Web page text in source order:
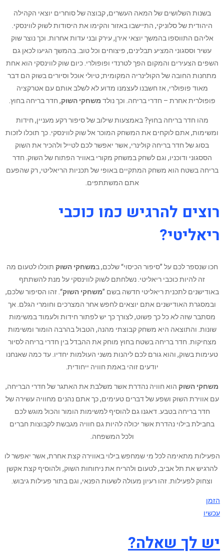
בשנות השלושים של המאה העשרים, קבוצה של סוחרים יוצאי הקהילה
היהודית של סלוניקי, התיישבו באזור והקימו את היסודות לשוק לווינסקי.
אליהם התווספו בהמשך יוצאי אירן, עירק ובני עדות אחרות. וכך נוצר שוק
עשיר וססגוני המציע תבלינים, פיצוחים וכל טוב. בהמשך הגיעו לכאן גם
השפים הצעירים והמקום הפך לטרנדי ופופולרי. כיום שוק לווינסקי הוא אחת
מתחנות החובה של הקולינריה המקומית; טיולי אוכל וסיורים בשוק הם דבר
מאוד פופולרי, אז חשבנו לעצמנו מדוע לא לשלב אותם עם אטרקציה
פופולרית אחרת – חדרי בריחה. וכך נולד משחקי השוק, חדר בריחה בחוץ.
מהו חדר בריחה בחוץ? באמצעות שילוב של סיפור רקע מעניין, חידות
ומשימות, אתם לוקחים את המשחק המוכר אל שוק לווינסקי. כך תוכלו לזכות
בסוג של חדר בריחה קולינרי, אשר יאפשר לכם לטייל ולהכיר את השוק
הססגוני ודוכניו, וגם לשחק במשחק מקורי באוויר הפתוח של השוק. חדר
בריחה בשטח הוא משחק המתקיים באופי של תכניות הריאליטי, רק שהפעם
אתם המשתתפים.
רוצים להרגיש כמו כוכבי
ריאליטי?
חכו שנספר לכם על ”סיפור הכיסוי“ שלכם, במשחקי השוק תוכלו לטעום מה
זה להיות כוכבי ריאליטי. נשלחתם לשוק לווינסקי על מנת להשתתף
באודישנים לתכנית ריאליטי חדשה בשם ”משחקי השוק“. זהו הסיפור שלכם,
ובמסגרת האודישנים אתם יוצאים לחפש אחר המצרכים וחומרי הגלם. אך
מסתבר שזה לא כל כך פשוט, לצורך כך יש לפתור חידות ולעמוד במשימות
שונות. והתוצאה היא משחק קבוצתי מהנה, הטבול בהרבה הומור ומשימות
מצחיקות. חדר בריחה בשטח בחוץ מוחק את ההבדל בין חדרי בריחה לסיור
טעימות בשוק, והוא גורם לכם ליהנות משני העולמות יחדיו. עד כמה שאנחנו
יודעים זוהי באמת חוויה ייחודית.
משחקי השוק הוא חוויה נהדרת אשר משלבת את האתגר של חדרי הבריחה,
עם אווירת השוק ושפע של דברים טעימים, כך אתם נהנים מחוויה עשירה של
חדר בריחה בטבע. דאגנו גם להוסיף למשימות הומור והכול מוגש לכם
בחבילת בילוי נהדרת אשר יכולה להיות גם חוויה מגבשת לקבוצות חברים
ולכל המשפחה.
הפעילות מתאימה לכל מי שמחפש בילוי באווירה קצת אחרת, אשר יאפשר לו
להרגיש את תל אביב, לטעום ולהריח את ניחוחות השוק, ולהוסיף קצת אקשן
וצחוק לפעילות. זהו רעיון מעולה לשעות הפנאי, וגם בתור פעילות גיבוש.
הזמן
עכשיו
יש לך שאלה?